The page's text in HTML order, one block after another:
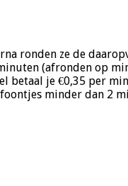
ronden ze de
(afronden op
betaal je €0,35 per
minder dan 2